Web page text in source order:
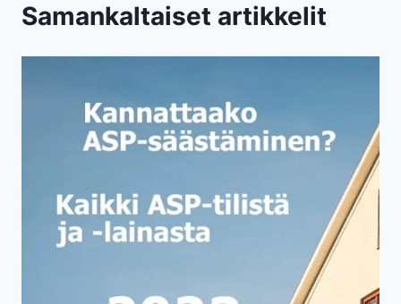
Samankaltaiset artikkelit